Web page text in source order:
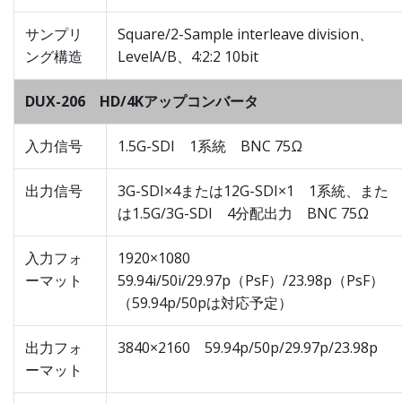
サンプリ
ング構造
Square/2-Sample interleave division、
LevelA/B、4:2:2 10bit
DUX-206 HD/4Kアップコンバータ
入力信号 1.5G-SDI 1系統 BNC 75Ω
出力信号
3G-SDI×4または12G-SDI×1 1系統、また
は1.5G/3G-SDI 4分配出力 BNC 75Ω
入力フォ
ーマット
1920×1080
59.94i/50i/29.97p（PsF）/23.98p（PsF）
（59.94p/50pは対応予定）
出力フォ
ーマット
3840×2160 59.94p/50p/29.97p/23.98p